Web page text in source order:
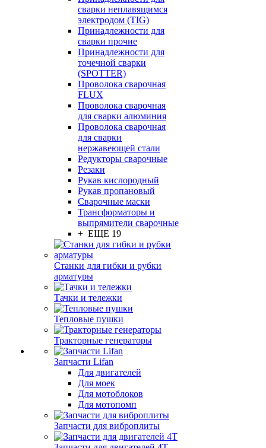
сварки неплавящимся
электродом (TIG)
Принадлежности для
сварки прочие
Принадлежности для
точечной сварки
(SPOTTER)
Проволока сварочная
FLUX
Проволока сварочная
для сварки алюминия
Проволока сварочная
для сварки
нержавеющей стали
Редукторы сварочные
Резаки
Рукав кислородный
Рукав пропановый
Сварочные маски
Трансформаторы и
выпрямители сварочные
+ ЕЩЕ 19
Станки для гибки и рубки
арматуры
Тачки и тележки
Тепловые пушки
Тракторные генераторы
Запчасти Lifan
Для двигателей
Для моек
Для мотоблоков
Для мотопомп
Запчасти для виброплиты